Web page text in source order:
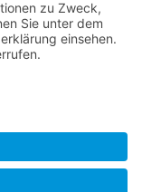
in Familie,